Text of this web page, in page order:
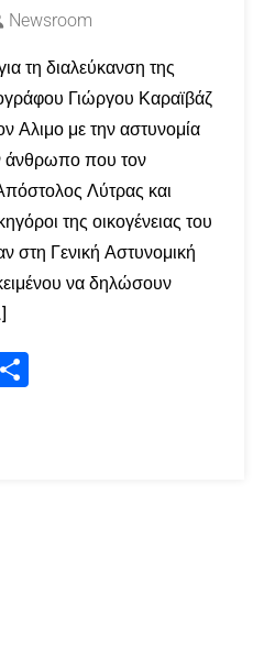
Newsroom
τη διαλεύκανση της
Γιώργου Καραϊβάζ
Αλιμο με την αστυνομία
άνθρωπο που τον
Λύτρας και
της οικογένειας του
στη Γενική Αστυνομική
να δηλώσουν